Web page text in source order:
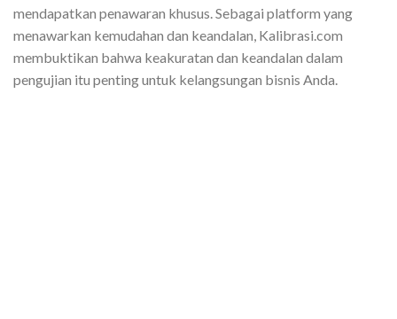
mendapatkan penawaran khusus. Sebagai platform yang
menawarkan kemudahan dan keandalan, Kalibrasi.com
membuktikan bahwa keakuratan dan keandalan dalam
pengujian itu penting untuk kelangsungan bisnis Anda.